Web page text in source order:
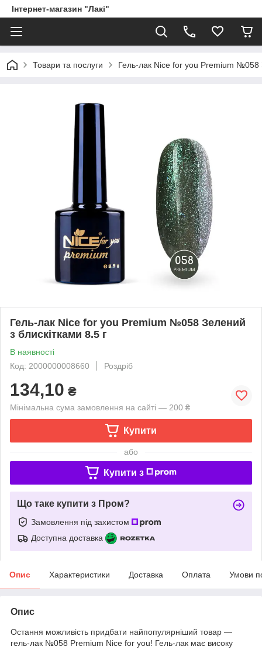
Інтернет-магазин "Лакі"
Товари та послуги Гель-лак Nice for you Premium №058
Гель-лак Nice for you Premium №058 Зелений
з блискітками 8.5 г
В наявності
Код: 2000000008660
Роздріб
134,10 ₴
Мінімальна сума замовлення на сайті — 200 ₴
Купити
або
Купити з
Що таке купити з Пром?
Замовлення під захистом
Доступна доставка
Опис Характеристики Доставка Оплата Умови
Опис
Остання можливість придбати найпопулярніший товар —
гель-лак №058 Premium Nice for you! Гель-лак має високу